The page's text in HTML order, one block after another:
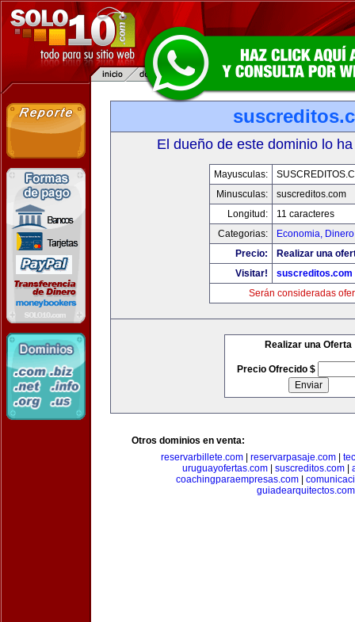
El dueño de este dominio lo
Mayusculas:
Minusculas:
suscreditos.com
Longitud:
11 caracteres
Categorias:
Economia,
Precio:
Realizar una
Visitar!
suscreditos.com
Serán consideradas
Realizar una Oferta
Precio Ofrecido $
Otros dominios en venta:
reservarbillete.com
reservarpasaje.com
uruguayofertas.com| suscreditos.com|
coachingparaempresas.com|
guiadearquitectos.com